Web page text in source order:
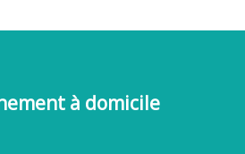
à domicile